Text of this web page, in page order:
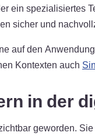
ein spezialisiertes
sicher und
auf den
Kontexten auch
in der
geworden.